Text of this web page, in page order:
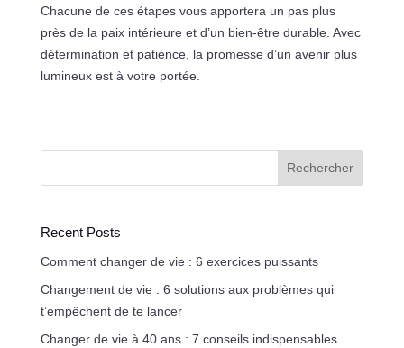
Chacune de ces étapes vous apportera un pas plus
près de la paix intérieure et d’un bien-être durable. Avec
détermination et patience, la promesse d’un avenir plus
lumineux est à votre portée.
Rechercher
Recent Posts
Comment changer de vie : 6 exercices puissants
Changement de vie : 6 solutions aux problèmes qui
t’empêchent de te lancer
Changer de vie à 40 ans : 7 conseils indispensables